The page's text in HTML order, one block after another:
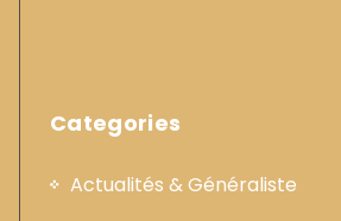
Categories
Actualités & Généraliste